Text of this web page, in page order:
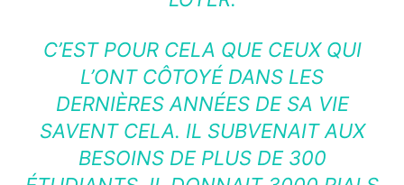
C’EST POUR CELA QUE CEUX QUI
L’ONT CÔTOYÉ DANS LES
DERNIÈRES ANNÉES DE SA VIE
SAVENT CELA. IL SUBVENAIT AUX
BESOINS DE PLUS DE 300